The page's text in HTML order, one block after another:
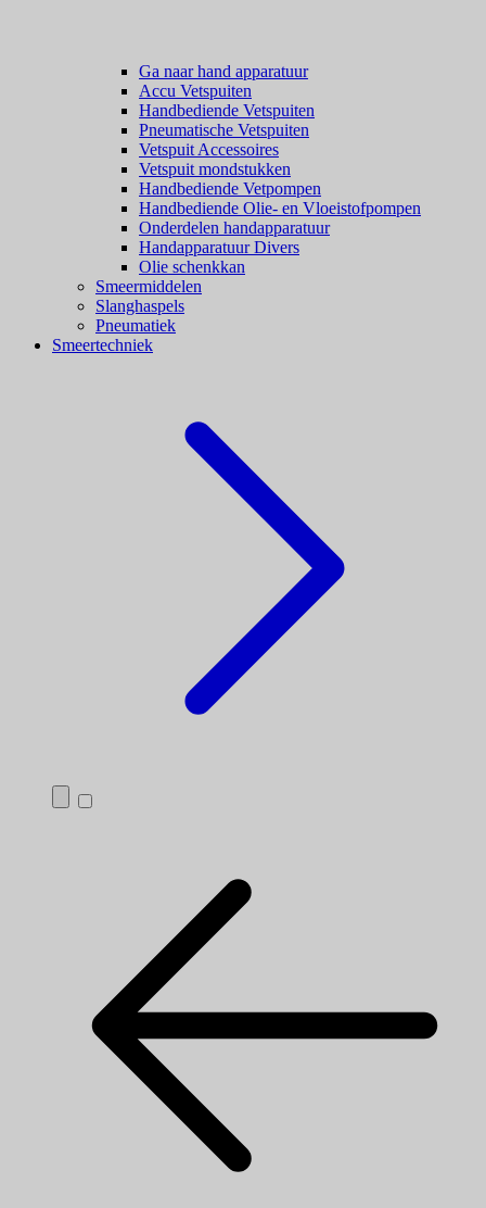
Ga naar hand apparatuur
Accu Vetspuiten
Handbediende Vetspuiten
Pneumatische Vetspuiten
Vetspuit Accessoires
Vetspuit mondstukken
Handbediende Vetpompen
Handbediende Olie- en Vloeistofpompen
Onderdelen handapparatuur
Handapparatuur Divers
Olie schenkkan
Smeermiddelen
Slanghaspels
Pneumatiek
Smeertechniek